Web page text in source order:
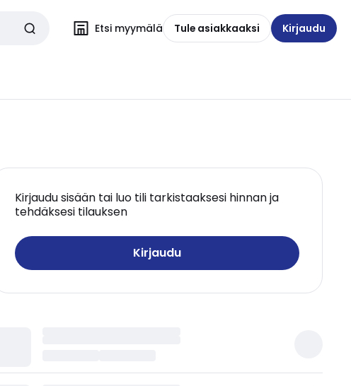
Etsi myymälä Tule asiakkaaksi Kirjaudu
Kirjaudu sisään tai luo tili tarkistaaksesi hinnan ja
tehdäksesi tilauksen
Kirjaudu